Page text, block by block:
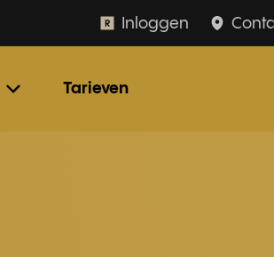
Tarieven
Inloggen